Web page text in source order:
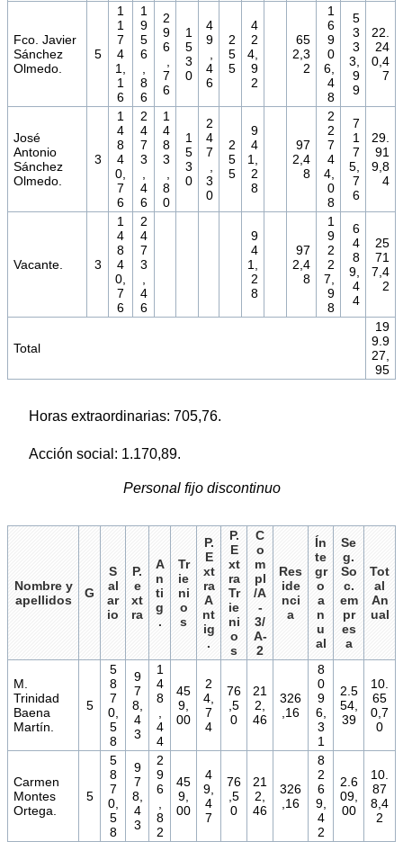
Fco. Javier
Sánchez
Olmedo.
5
1
1
7
4
1,
1
6
1
9
5
6
8
6
2
9
6
7
6
1
5
3
0
4
9
4
6
2
5
5
4
2
4,
9
2
65
2,3
2
1
6
9
0
6,
4
8
5
3
3
3,
9
9
22.
24
0,4
7
José
Antonio
Sánchez
Olmedo.
3
1
4
8
4
0,
7
6
2
4
7
3
4
6
1
4
8
3
8
0
1
5
3
0
2
4
7
3
0
2
5
5
9
4
1,
2
8
97
2,4
8
2
2
7
4
4,
0
8
7
1
7
5,
7
6
29.
91
9,8
4
Vacante. 3
1
4
8
4
0,
7
6
2
4
7
3
4
6
9
4
1,
2
8
97
2,4
8
1
9
2
2
7,
9
8
6
4
8
9,
4
4
25
71
7,4
2
Total
19
9.9
27,
95
Horas extraordinarias: 705,76.
Acción social: 1.170,89.
Personal fijo discontinuo
Nombre y
apellidos
G
S
al
ar
io
P.
e
xt
ra
A
n
ti
g
.
Tr
ie
ni
o
s
P.
E
xt
ra
A
nt
ig
.
P.
E
xt
ra
Tr
ie
ni
o
s
C
o
m
pl
/A
-
3/
A-
2
Res
ide
nci
a
Ín
te
gr
o
a
n
u
al
Se
g.
So
c.
em
pr
es
a
Tot
al
An
ual
M.
Trinidad
Baena
Martín.
5
5
8
7
0,
5
8
9
7
8,
4
3
1
4
8
4
4
45
9,
00
2
4,
7
4
76
,5
0
21
2,
46
326
,16
8
0
9
6,
3
1
2.5
54,
39
10.
65
0,7
0
Carmen
Montes
Ortega.
5
5
8
7
0,
5
8
9
7
8,
4
3
2
9
6
8
2
45
9,
00
4
9,
4
7
76
,5
0
21
2,
46
326
,16
8
2
6
9,
4
2
2.6
09,
00
10.
87
8,4
2